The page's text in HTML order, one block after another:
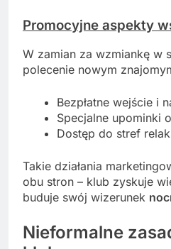
Promocyjne aspekty
W zamian za wzmiankę w
polecenie nowym
Bezpłatne wejście i
Specjalne upominki
Dostęp do stref
Takie działania
obu stron – klub zyskuje
buduje swój wizerunek
Nieformalne